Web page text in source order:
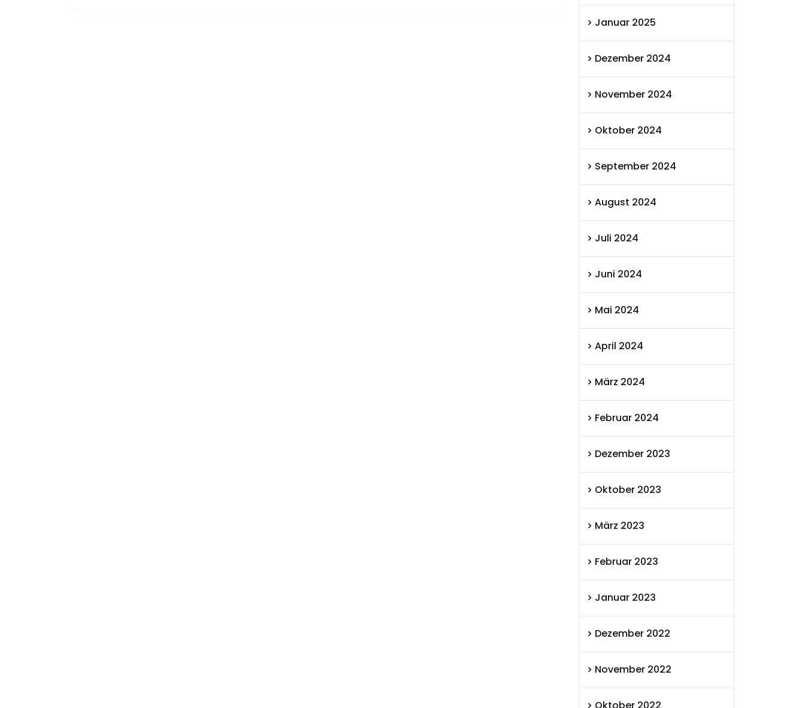
Januar 2025
Dezember 2024
November 2024
Oktober 2024
September 2024
August 2024
Juli 2024
Juni 2024
Mai 2024
April 2024
März 2024
Februar 2024
Dezember 2023
Oktober 2023
März 2023
Februar 2023
Januar 2023
Dezember 2022
November 2022